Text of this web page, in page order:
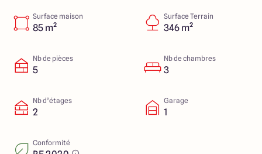
4.9
Surface maison
85 m²
Surface Terrain
346 m²
Nb de pièces
5
Nb de chambres
3
Nb d’étages
2
Garage
1
Conformité